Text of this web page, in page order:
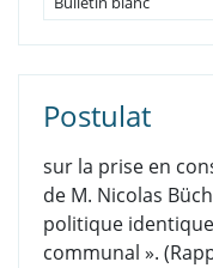
Postulat
sur la prise en
de M. Nicolas
politique
communal ».